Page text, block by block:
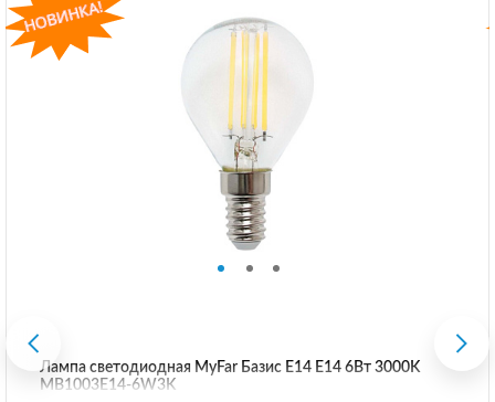
Лампа светодиодная MyFar Базис E14 E14 6Вт 3000K
MB1003E14-6W3K